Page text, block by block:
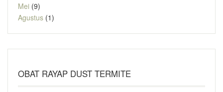
Mei (9)
Agustus (1)
OBAT RAYAP DUST TERMITE